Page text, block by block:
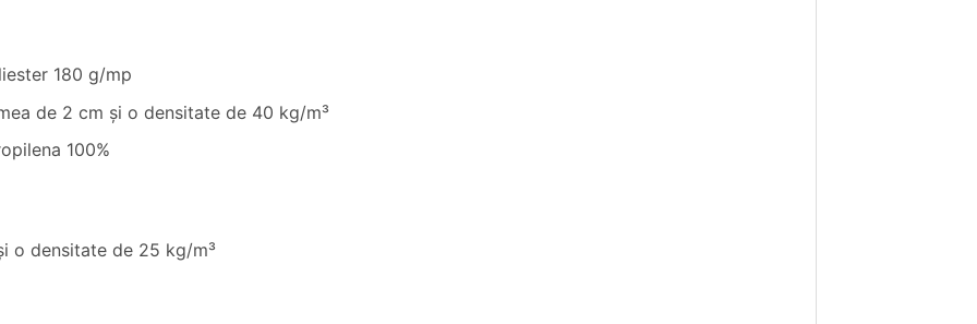
180 g/mp
de 2 cm şi o densitate de 40 kg/m³
100%
o densitate de 25 kg/m³